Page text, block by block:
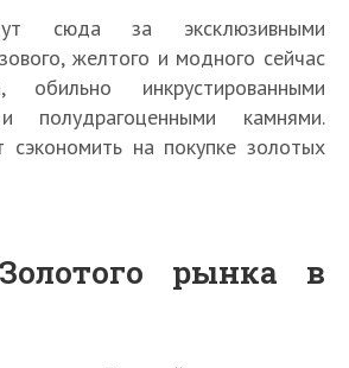
сюда за эксклюзивными
желтого и модного сейчас
обильно инкрустированными
полудрагоценными камнями.
сэкономить на покупке золотых
рынка в